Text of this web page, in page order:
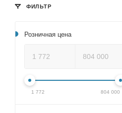
ФИЛЬТР
Розничная цена
1 772 804 000